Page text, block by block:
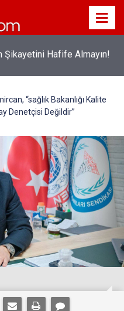
İ̇ddialar!
“sağlık Bakanlığı Kalite
Denetçisi Değildir”